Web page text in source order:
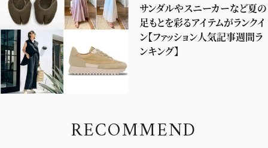
サンダルやスニーカーなど夏の
足もとを彩るアイテムがランクイ
ン【ファッション人気記事週間ラ
ンキング】
RECOMMEND